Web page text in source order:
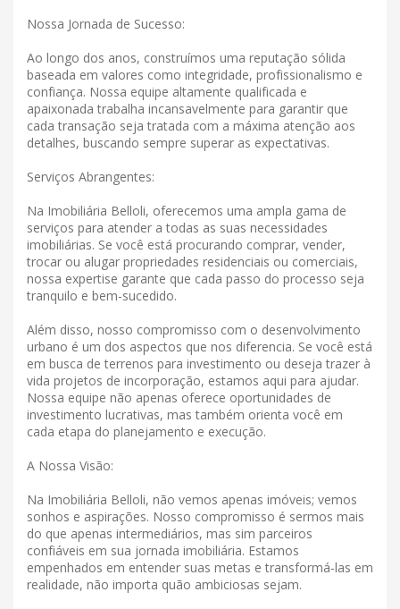
Nossa Jornada de Sucesso:
Ao longo dos anos, construímos uma reputação sólida
baseada em valores como integridade, profissionalismo e
confiança. Nossa equipe altamente qualificada e
apaixonada trabalha incansavelmente para garantir que
cada transação seja tratada com a máxima atenção aos
detalhes, buscando sempre superar as expectativas.
Serviços Abrangentes:
Na Imobiliária Belloli, oferecemos uma ampla gama de
serviços para atender a todas as suas necessidades
imobiliárias. Se você está procurando comprar, vender,
trocar ou alugar propriedades residenciais ou comerciais,
nossa expertise garante que cada passo do processo seja
tranquilo e bem-sucedido.
Além disso, nosso compromisso com o desenvolvimento
urbano é um dos aspectos que nos diferencia. Se você está
em busca de terrenos para investimento ou deseja trazer à
vida projetos de incorporação, estamos aqui para ajudar.
Nossa equipe não apenas oferece oportunidades de
investimento lucrativas, mas também orienta você em
cada etapa do planejamento e execução.
A Nossa Visão:
Na Imobiliária Belloli, não vemos apenas imóveis; vemos
sonhos e aspirações. Nosso compromisso é sermos mais
do que apenas intermediários, mas sim parceiros
confiáveis ​​em sua jornada imobiliária. Estamos
empenhados em entender suas metas e transformá-las em
realidade, não importa quão ambiciosas sejam.